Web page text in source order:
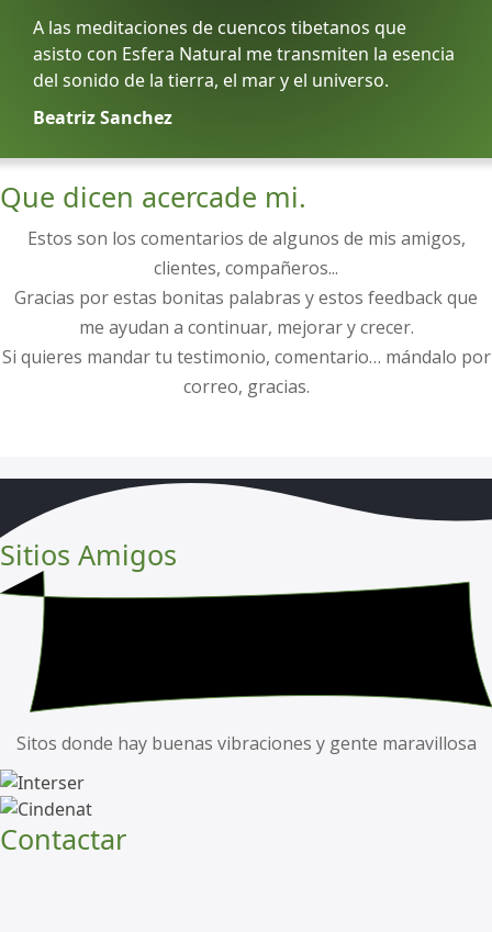
A las meditaciones de cuencos tibetanos que
asisto con Esfera Natural me transmiten la esencia
del sonido de la tierra, el mar y el universo.
Beatriz Sanchez
Que dicen acercade mi.
Estos son los comentarios de algunos de mis amigos,
clientes, compañeros...
Gracias por estas bonitas palabras y estos feedback que
me ayudan a continuar, mejorar y crecer.
Si quieres mandar tu testimonio, comentario… mándalo por
correo, gracias.
Sitios Amigos
Sitos donde hay buenas vibraciones y gente maravillosa
Contactar